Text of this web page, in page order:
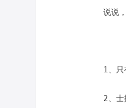
说说
1、只
2、士